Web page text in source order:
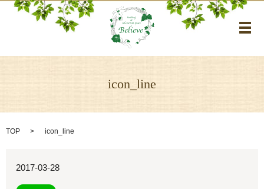
メ
icon_line
TOP icon_line
2017-03-28